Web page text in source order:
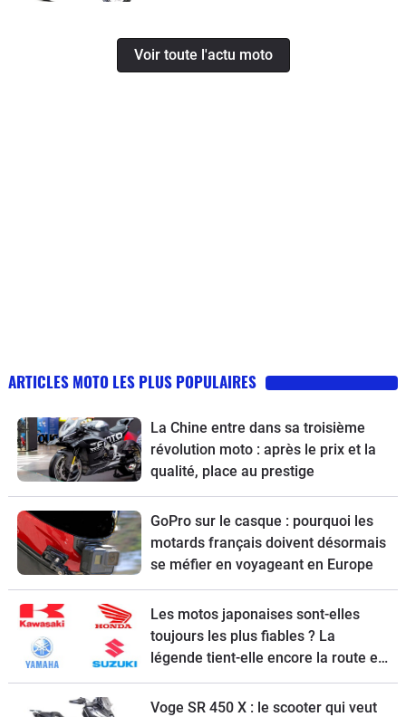
Voir toute l'actu moto
ARTICLES MOTO LES PLUS POPULAIRES
La Chine entre dans sa troisième
révolution moto : après le prix et la
qualité, place au prestige
GoPro sur le casque : pourquoi les
motards français doivent désormais
se méfier en voyageant en Europe
Les motos japonaises sont-elles
toujours les plus fiables ? La
légende tient-elle encore la route en
2026 ?
Voge SR 450 X : le scooter qui veut